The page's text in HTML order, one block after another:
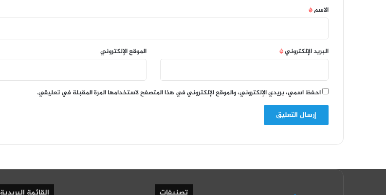
*
الاسم*
البريد الإلكتروني* الموقع الإلكتروني
احفظ اسمي، بريدي الإلكتروني، والموقع الإلكتروني في هذا المتصفح لاستخدامها المرة المقبلة في تعليقي.
تصنيفات القائمة البريدية